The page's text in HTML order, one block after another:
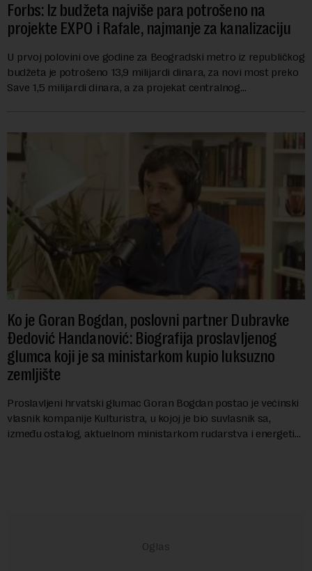
Forbs: Iz budžeta najviše para potrošeno na
projekte EXPO i Rafale, najmanje za kanalizaciju
U prvoj polovini ove godine za Beogradski metro iz republičkog
budžeta je potrošeno 13,9 milijardi dinara, za novi most preko
Save 1,5 milijardi dinara, a za projekat centralnog
Ko je Goran Bogdan, poslovni partner Dubravke
Đedović Handanović: Biografija proslavljenog
glumca koji je sa ministarkom kupio luksuzno
zemljište
Proslavljeni hrvatski glumac Goran Bogdan postao je većinski
vlasnik kompanije Kulturistra, u kojoj je bio suvlasnik sa,
između ostalog, aktuelnom ministarkom rudarstva i energetike